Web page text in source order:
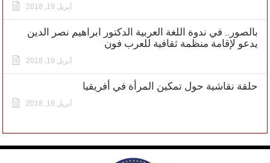
أبريل 19, 2018
بالصور.. في ندوة اللغة العربية الدكتور ابراهيم نصر الدين
يدعو لإقامة منظمة ثقافية للعرب فون
أبريل 19, 2018
حلقة نقاشية حول تمكين المرأة في أفريقيا
أبريل 19, 2018